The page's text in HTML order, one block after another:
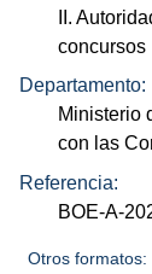
II.
concursos
Departamento:
Ministerio
con las
Referencia:
BOE-A-
Otros formatos: